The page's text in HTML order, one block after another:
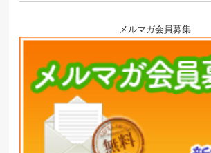
メルマガ会員募集